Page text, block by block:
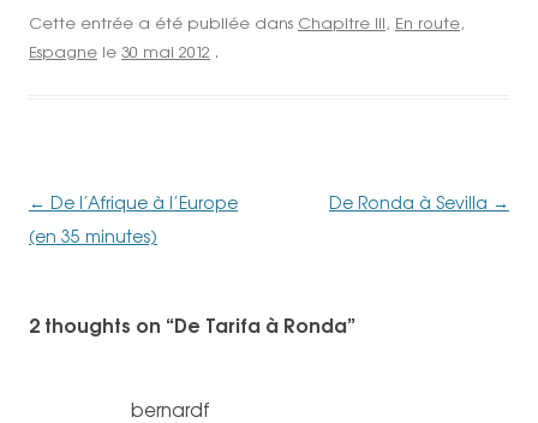
Cette entrée a été publiée dans Chapitre III, En route,
Espagne le 30 mai 2012 .
Navigation
des
← De l’Afrique à l’Europe
(en 35 minutes)
De Ronda à Sevilla →
2 thoughts on “De Tarifa à Ronda”
bernardf